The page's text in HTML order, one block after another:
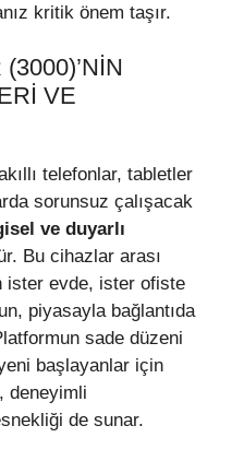
kritik önem taşır.
VE
telefonlar, tabletler
sorunsuz çalışacak
ve duyarlı
Bu cihazlar arası
ister evde, ister ofiste
piyasayla bağlantıda
sade düzeni
başlayanlar için
deneyimli
de sunar.